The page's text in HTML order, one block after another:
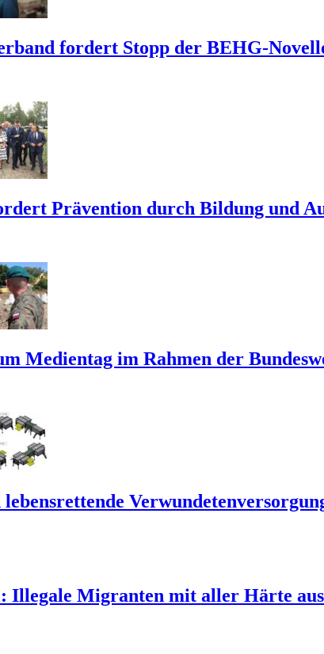
fordert Stopp der BEHG-
Prävention durch Bildung und
Medientag im Rahmen der
lebensrettende
Illegale Migranten mit aller Härte aus